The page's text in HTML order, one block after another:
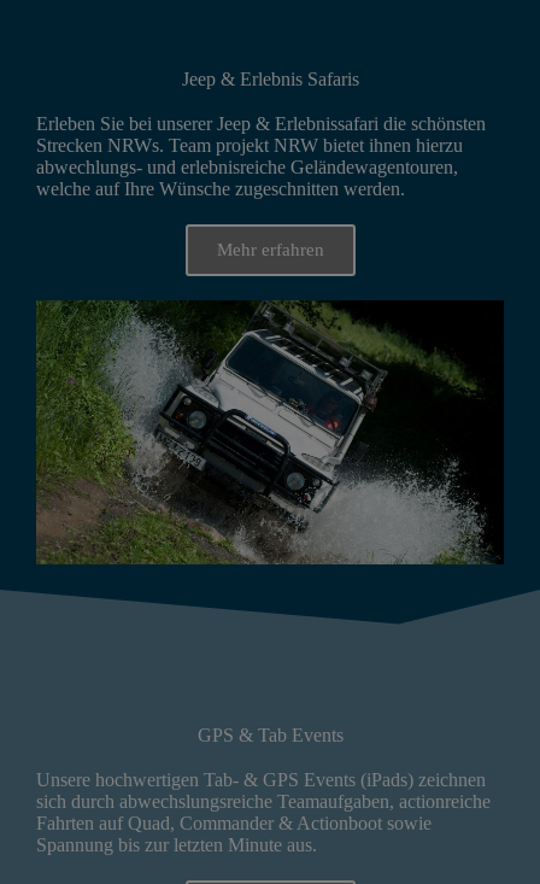
Jeep & Erlebnis Safaris
Erleben Sie bei unserer Jeep & Erlebnissafari die schönsten
Strecken NRWs. Team projekt NRW bietet ihnen hierzu
abwechlungs- und erlebnisreiche Geländewagentouren,
welche auf Ihre Wünsche zugeschnitten werden.
Mehr erfahren
GPS & Tab Events
Unsere hochwertigen Tab- & GPS Events (iPads) zeichnen
sich durch abwechslungsreiche Teamaufgaben, actionreiche
Fahrten auf Quad, Commander & Actionboot sowie
Spannung bis zur letzten Minute aus.